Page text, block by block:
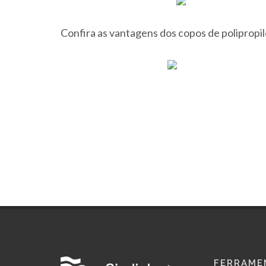
Confira as vantagens dos copos de